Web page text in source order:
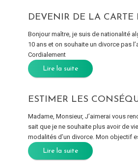
DEVENIR DE LA CARTE
Bonjour maître, je suis de nationalité
10 ans et on souhaite un divorce pas
Cordialement
Lire la suite
ESTIMER LES
Madame, Monsieur, J’aimerai vous
sait que je ne souhaite plus avoir de
modalités d’un divorce. Mon objectif
Lire la suite